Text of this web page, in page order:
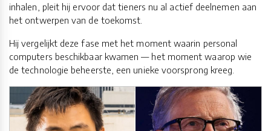
inhalen, pleit hij ervoor dat tieners nu al actief deelnemen aan
het ontwerpen van de toekomst.
Hij vergelijkt deze fase met het moment waarin personal
computers beschikbaar kwamen — het moment waarop wie
de technologie beheerste, een unieke voorsprong kreeg.